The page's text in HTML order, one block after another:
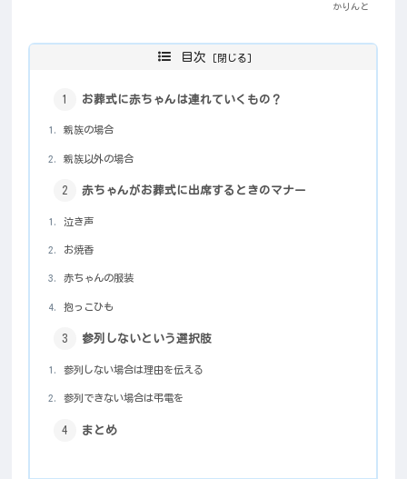
かりんと
目次
お葬式に赤ちゃんは連れていくもの？
親族の場合
親族以外の場合
赤ちゃんがお葬式に出席するときのマナー
泣き声
お焼香
赤ちゃんの服装
抱っこひも
参列しないという選択肢
参列しない場合は理由を伝える
参列できない場合は弔電を
まとめ